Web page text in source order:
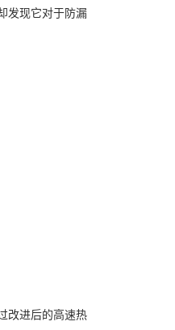
发现它对于防漏
改进后的高速热